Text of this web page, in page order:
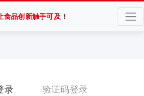
食品创新触手可及！
录 验证码登录